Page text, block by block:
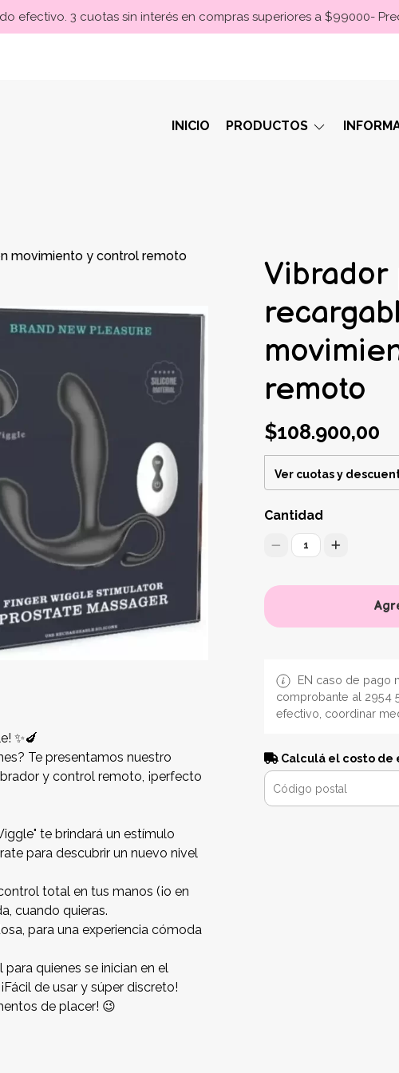
efectivo. 3 cuotas sin interés en compras superiores a $99000-
INICIO PRODUCTOS
movimiento y control remoto
✨🍆
Te presentamos nuestro
y control remoto, ¡perfecto
te brindará un estímulo
para descubrir un nuevo nivel
total en tus manos (¡o en
cuando quieras.
para una experiencia cómoda
quienes se inician en el
de usar y súper discreto!
de placer! 😉
Vibrador
remoto
$108.900,00
Ver cuotas y
Cantidad
1
EN caso de pago
comprobante al 2954
efectivo, coordinar
Calculá el costo de